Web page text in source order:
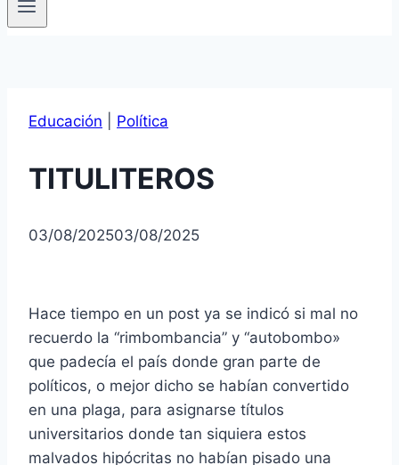
Educación Política
TITULITEROS
03/08/202503/08/2025
Hace tiempo en un post ya se indicó si mal no
recuerdo la “rimbombancia” y “autobombo»
que padecía el país donde gran parte de
políticos, o mejor dicho se habían convertido
en una plaga, para asignarse títulos
universitarios donde tan siquiera estos
malvados hipócritas no habían pisado una